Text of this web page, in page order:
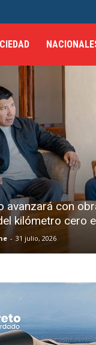
avanzará con
kilómetro cero
- 31 julio, 2026